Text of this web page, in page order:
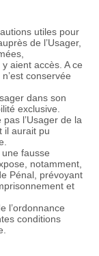
utiles pour
de l’Usager,
aient accès. A ce
conservée
dans son
exclusive.
pas l’Usager de la
il aurait pu
fausse
notamment,
Pénal, prévoyant
et
l’ordonnance
conditions